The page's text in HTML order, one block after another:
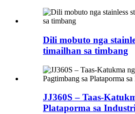
Dili mobuto nga
timailhan sa timbang
JJ360S – Taas-
Plataporma sa